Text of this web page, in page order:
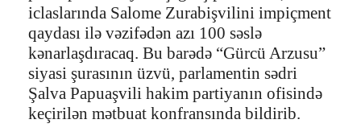
iclaslarında Salome Zurabişvilini impiçment
qaydası ilə vəzifədən azı 100 səslə
kənarlaşdıracaq. Bu barədə “Gürcü Arzusu”
siyasi şurasının üzvü, parlamentin sədri
Şalva Papuaşvili hakim partiyanın ofisində
keçirilən mətbuat konfransında bildirib.